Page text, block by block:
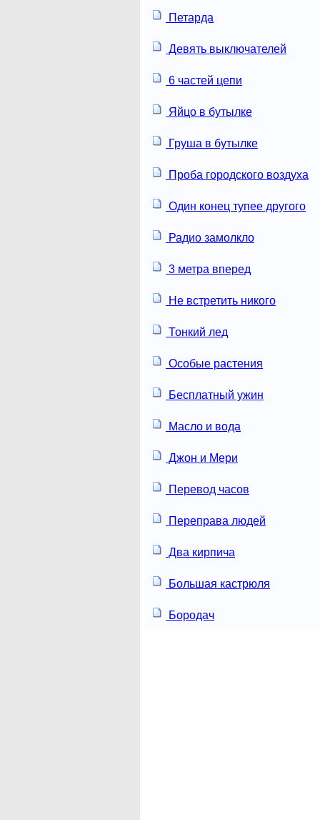
Петарда
Девять выключателей
6 частей цепи
Яйцо в бутылке
Груша в бутылке
Проба городского воздуха
Один конец тупее другого
Радио замолкло
3 метра вперед
Не встретить никого
Тонкий лед
Особые растения
Бесплатный ужин
Масло и вода
Джон и Мери
Перевод часов
Переправа людей
Два кирпича
Большая кастрюля
Бородач